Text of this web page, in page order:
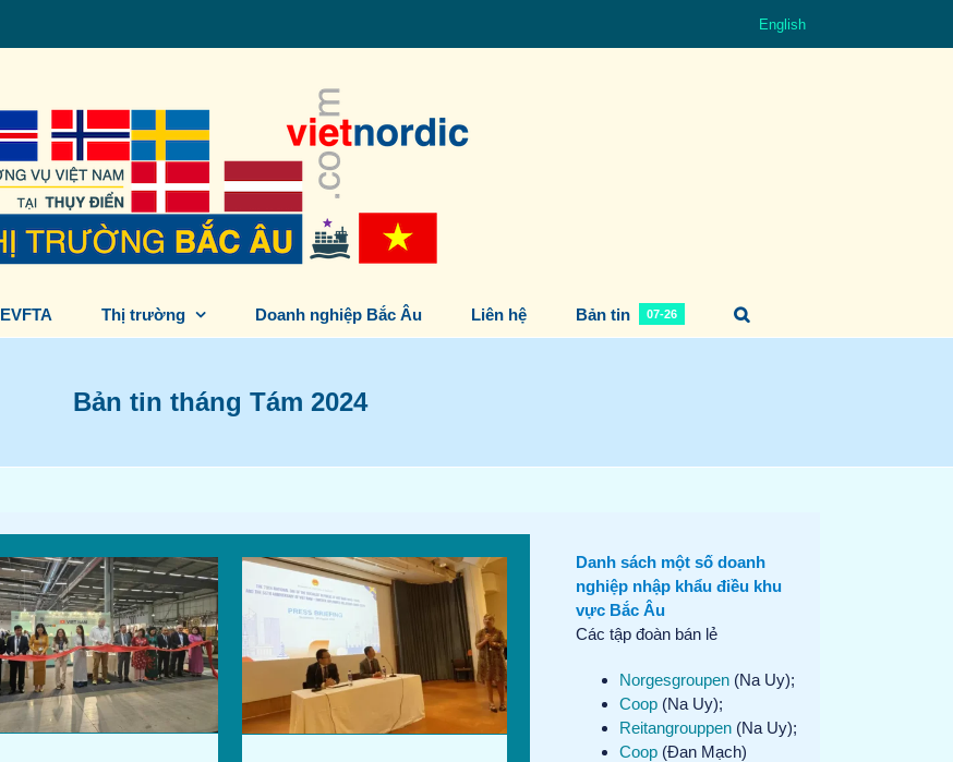
English
EVFTA Thị trường Doanh nghiệp Bắc Âu Liên hệ Bản tin 07-26
Bản tin tháng Tám 2024
Chuỗi sự kiện đặc biệt chào
mừng Lễ Quốc khánh 2/9 và
55 quan hệ ngoại giao Việt
Nam – Thuỵ Điển
Bản tin tháng 8/2024
thương mại
Danh sách một số doanh
nghiệp nhập khẩu điều khu
vực Bắc Âu
Các tập đoàn bán lẻ
Norgesgroupen (Na Uy);
Coop (Na Uy);
Reitangrouppen (Na Uy);
Coop (Đan Mạch)